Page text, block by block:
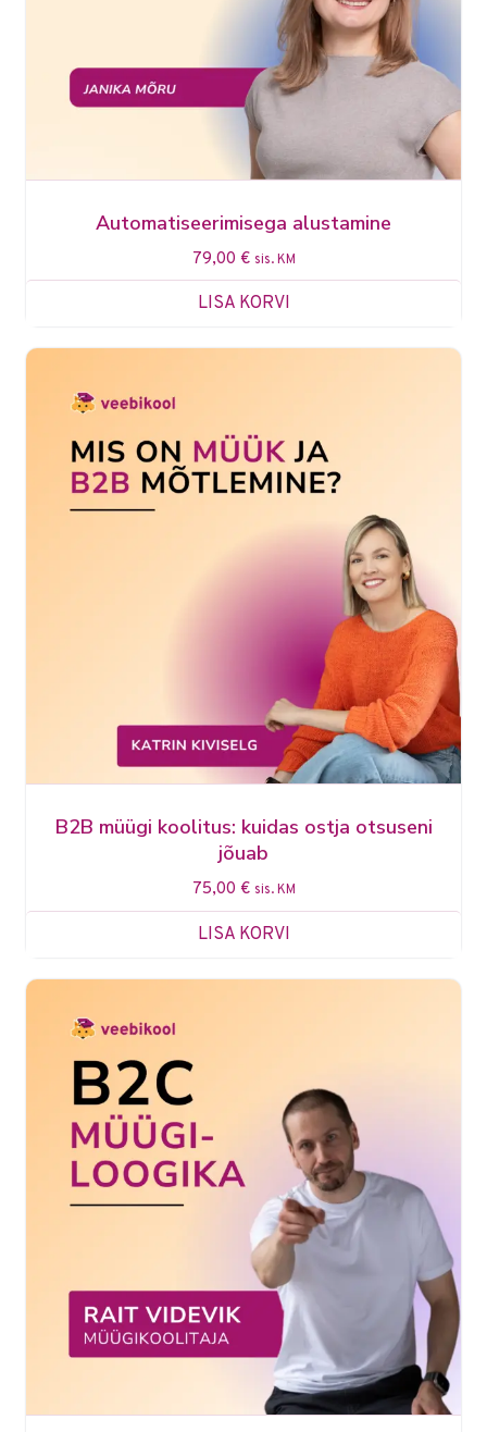
Automatiseerimisega alustamine
79,00 € sis. KM
LISA KORVI
B2B müügi koolitus: kuidas ostja otsuseni
jõuab
75,00 € sis. KM
LISA KORVI